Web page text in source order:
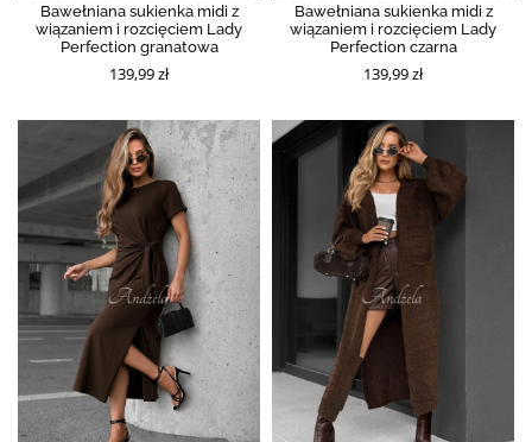
Bawełniana sukienka midi z
wiązaniem i rozcięciem Lady
Perfection granatowa
139,99 zł
Bawełniana sukienka midi z
wiązaniem i rozcięciem Lady
Perfection czarna
139,99 zł